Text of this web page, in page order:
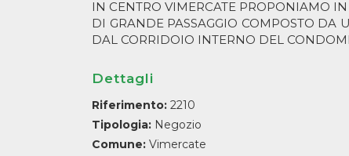
IN CENTRO VIMERCATE PROPONIAMO
DI GRANDE PASSAGGIO COMPOSTO DA
DAL CORRIDOIO INTERNO DEL
Dettagli
Riferimento: 2210
Tipologia: Negozio
Comune: Vimercate